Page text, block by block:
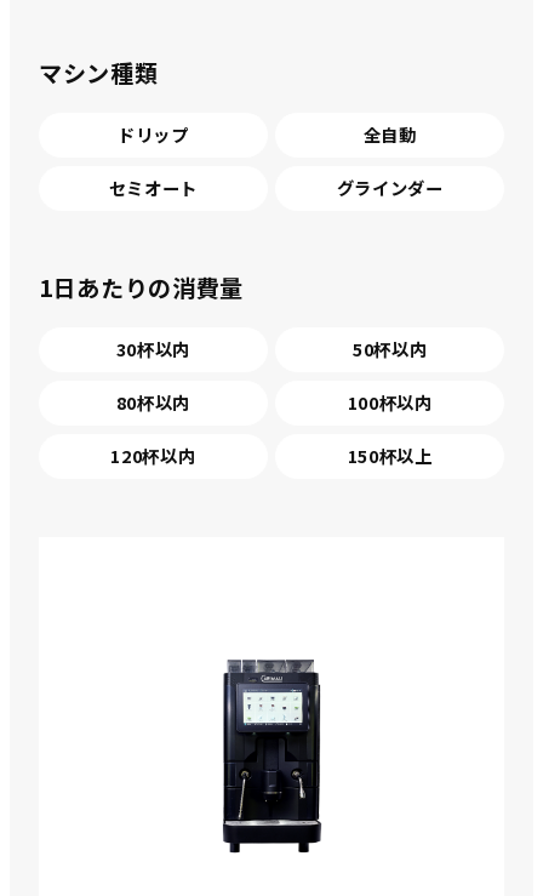
マシン種類
ドリップ 全自動
セミオート グラインダー
1日あたりの消費量
30杯以内 50杯以内
80杯以内 100杯以内
120杯以内 150杯以上